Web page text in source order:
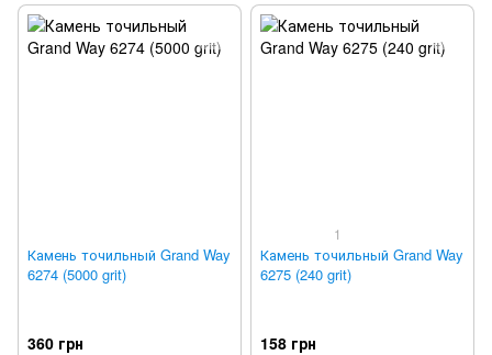
Камень точильный Grand Way
6274 (5000 grit)
360 грн
1
Камень точильный Grand Way
6275 (240 grit)
158 грн